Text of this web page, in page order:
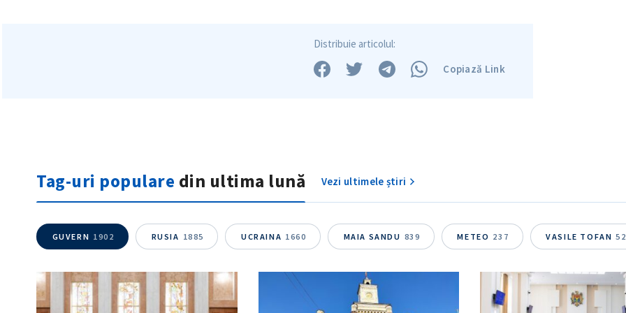
Distribuie articolul:
Copiază Link
Tag-uri populare din ultima lună Vezi ultimele știri
GUVERN 1902 RUSIA 1885 UCRAINA 1660 MAIA SANDU 839 METEO 237 VASILE TOFAN 52